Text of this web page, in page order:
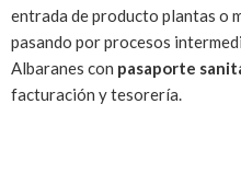
entrada de producto plantas o
pasando por procesos
Albaranes con pasaporte
facturación y tesorería.